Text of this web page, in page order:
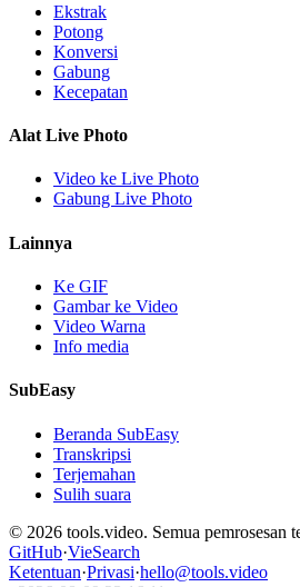
Ekstrak
Potong
Konversi
Gabung
Kecepatan
Alat Live Photo
Video ke Live Photo
Gabung Live Photo
Lainnya
Ke GIF
Gambar ke Video
Video Warna
Info media
SubEasy
Beranda SubEasy
Transkripsi
Terjemahan
Sulih suara
© 2026 tools.video. Semua pemrosesan
GitHub·VieSearch
Ketentuan·Privasi·hello@tools.video